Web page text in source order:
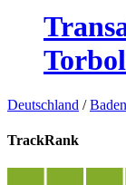
Deutschland /
TrackRank